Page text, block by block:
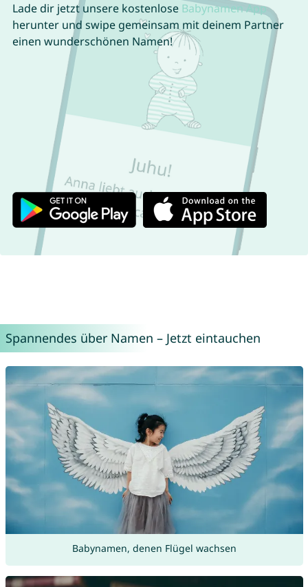
Lade dir jetzt unsere kostenlose Babynamen App
herunter und swipe gemeinsam mit deinem Partner
einen wunderschönen Namen!
Spannendes über Namen – Jetzt eintauchen
Babynamen, denen Flügel wachsen